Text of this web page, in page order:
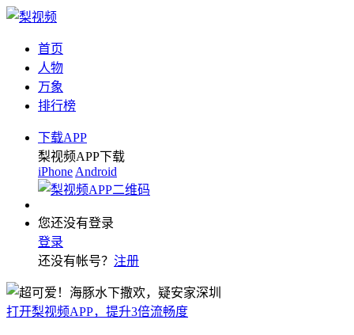
首页
人物
万象
排行榜
下载APP
梨视频APP下载
iPhone Android
您还没有登录
登录
还没有帐号？ 注册
打开梨视频APP，提升3倍流畅度